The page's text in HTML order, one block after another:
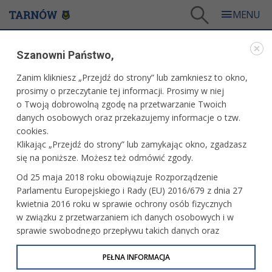
GALERIA - MIASTO 2015
Uhonorowanie pierwszych tarnowian
urodzonych w 2015 r.
Podpisanie umów z organizacjami
pozarządowymi
Diecezjalny Opłatek Rzemieślniczy
Szanowni Państwo,
Zanim klikniesz „Przejdź do strony” lub zamkniesz to okno,
prosimy o przeczytanie tej informacji. Prosimy w niej
o Twoją dobrowolną zgodę na przetwarzanie Twoich
danych osobowych oraz przekazujemy informacje o tzw.
cookies.
Klikając „Przejdź do strony” lub zamykając okno, zgadzasz
się na poniższe. Możesz też odmówić zgody.
Od 25 maja 2018 roku obowiązuje Rozporządzenie
Parlamentu Europejskiego i Rady (EU) 2016/679 z dnia 27
kwietnia 2016 roku w sprawie ochrony osób fizycznych
w związku z przetwarzaniem ich danych osobowych i w
sprawie swobodnego przepływu takich danych oraz
uchylenia dyrektywy 95/46/WE (określane jako RODO, GDPR
lub Ogólne Rozporządzenie o Ochronie Danych
PEŁNA INFORMACJA